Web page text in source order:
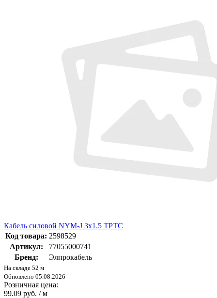
Кабель силовой NYM-J 3х1.5 ТРТС
Код товара: 2598529
Артикул:
77055000741
Бренд:
Элпрокабель
На складе 52 м
Обновлено 05.08.2026
Розничная цена:
99.09 руб. / м